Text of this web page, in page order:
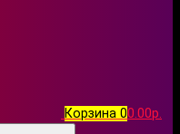
Корзина 00.00р.